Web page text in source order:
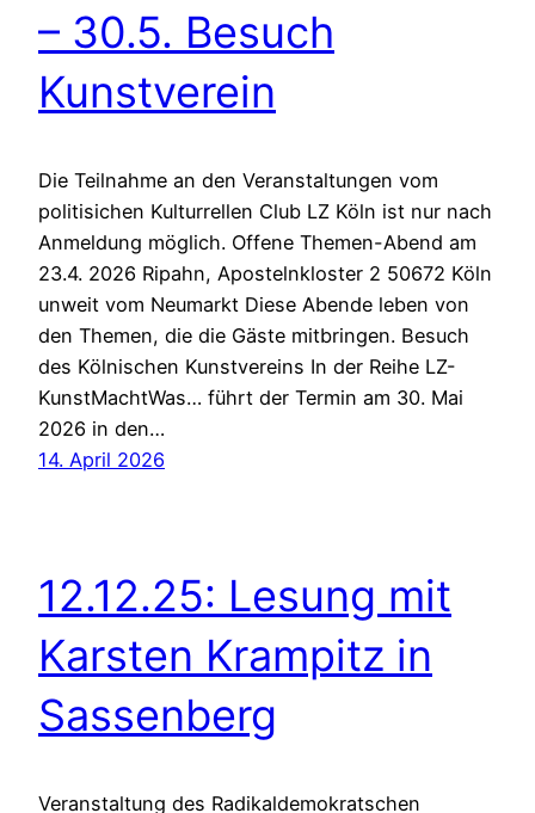
– 30.5. Besuch
Kunstverein
Die Teilnahme an den Veranstaltungen vom
politisichen Kulturrellen Club LZ Köln ist nur nach
Anmeldung möglich. Offene Themen-Abend am
23.4. 2026 Ripahn, Apostelnkloster 2 50672 Köln
unweit vom Neumarkt Diese Abende leben von
den Themen, die die Gäste mitbringen. Besuch
des Kölnischen Kunstvereins In der Reihe LZ-
KunstMachtWas… führt der Termin am 30. Mai
2026 in den…
14. April 2026
12.12.25: Lesung mit
Karsten Krampitz in
Sassenberg
Veranstaltung des Radikaldemokratschen